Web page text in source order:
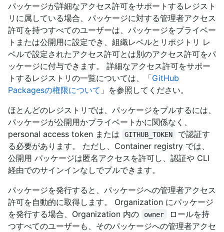
パッケージが詳細なアクセス許可をサポートするレジスト
リに属している場合、パッケージに対する管理者アクセス
許可を持つすべてのユーザーは、パッケージをプライベー
トまたは公開用に設定でき、組織レベルとリポジトリ レ
ベルで設定されたアクセス許可とは別のアクセス許可をパ
ッケージに付与できます。 詳細なアクセス許可をサポー
トするレジストリの一覧については、「GitHub
Packagesの権限について 」を参照してください。
ほとんどのレジストリでは、パッケージをプルするには、
パッケージが公開用かプライベートかに関係なく、
personal access token または
GITHUB_TOKEN
で認証す
る必要があります。 ただし、Container registry では、
公開用 パッケージは匿名アクセスを許可し、認証や CLI
経由でのサインインなしでプルできます。
パッケージを発行すると、パッケージへの管理者アクセス
許可を自動的に取得します。 Organization にパッケージ
を発行する場合、Organization 内の
owner
ロールを持
つすべてのユーザーも、そのパッケージへの管理者アクセ